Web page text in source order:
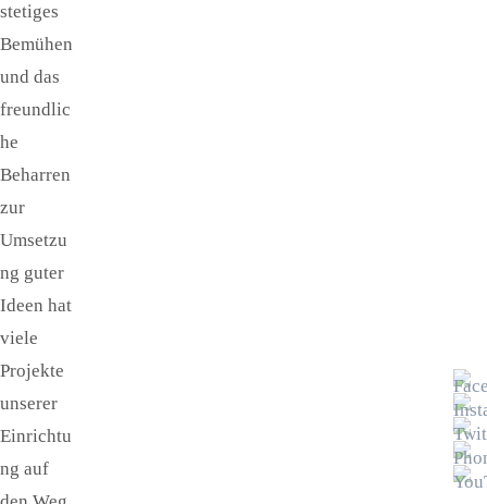
stetiges
Bemühen
und das
freundlic
he
Beharren
zur
Umsetzu
ng guter
Ideen hat
viele
Projekte
unserer
Einrichtu
ng auf